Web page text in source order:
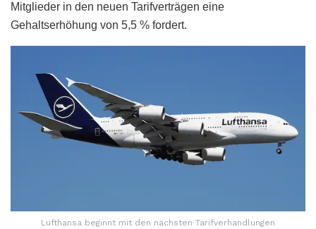
Mitglieder in den neuen Tarifverträgen eine
Gehaltserhöhung von 5,5 % fordert.
Lufthansa beginnt mit den nächsten Tarifverhandlungen